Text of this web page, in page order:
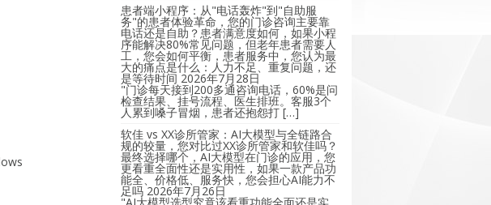
患者端小程序：从"电话轰炸"到"自助服
务"的患者体验革命，您的门诊咨询主要靠
电话还是自助？患者满意度如何，如果小程
序能解决80%常见问题，但老年患者需要人
工，您会如何平衡，患者服务中，您认为最
大的痛点是什么：人力不足、重复问题，还
是等待时间 2026年7月28日
"门诊每天接到200多通咨询电话，60%是问
检查结果、挂号流程、医生排班。客服3个
人累到嗓子冒烟，患者还抱怨打 […]
软佳 vs XX诊所管家：AI大模型与全链路合
规的较量，您对比过XX诊所管家和软佳吗？
最终选择哪个，AI大模型在门诊的应用，您
更看重全面性还是实用性，如果一款产品功
能全、价格低、服务快，您会担心AI能力不
足吗 2026年7月26日